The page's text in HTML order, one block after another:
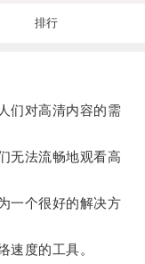
排行
对高清内容的需
法流畅地观看高
个很好的解决方
度的工具。